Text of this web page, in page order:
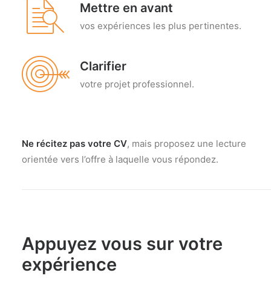
Mettre en avant
vos expériences les plus pertinentes.
Clarifier
votre projet professionnel.
Ne récitez pas votre CV, mais proposez une lecture
orientée vers l’offre à laquelle vous répondez.
Appuyez vous sur votre
expérience